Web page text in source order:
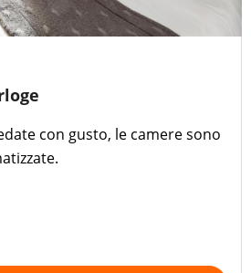
con gusto, le camere sono